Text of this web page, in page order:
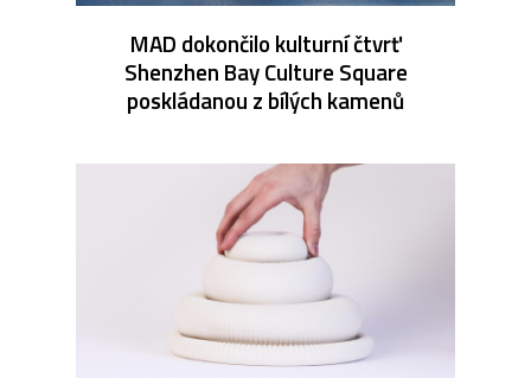
MAD dokončilo kulturní čtvrť
Shenzhen Bay Culture Square
poskládanou z bílých kamenů